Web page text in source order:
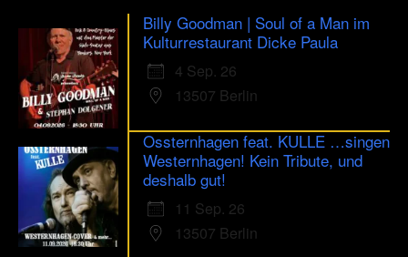
Billy Goodman | Soul of a Man im
Kulturrestaurant Dicke Paula
4 Sep. 26
13507 Berlin
Ossternhagen feat. KULLE …singen
Westernhagen! Kein Tribute, und
deshalb gut!
11 Sep. 26
13507 Berlin